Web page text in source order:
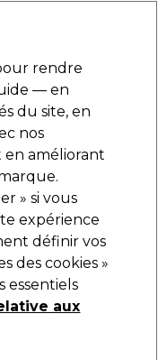
connecter
et Matériel
d'achats
3.0 Lisseur et
rendre
— en
du site, en
nos
en améliorant
» si vous
expérience
définir vos
des cookies »
essentiels
aux